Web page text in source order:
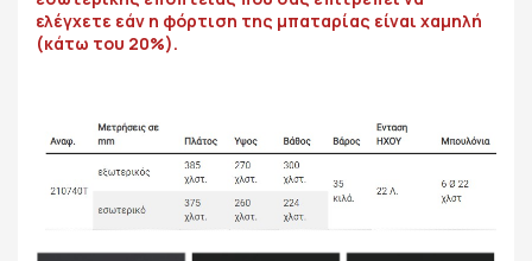
ελέγχετε εάν η φόρτιση της μπαταρίας είναι χαμηλή
(κάτω του 20%).